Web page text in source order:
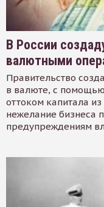
В России
валютными
Правительство
в валюте, с помощью
оттоком капитала
нежелание бизнеса
предупреждениям